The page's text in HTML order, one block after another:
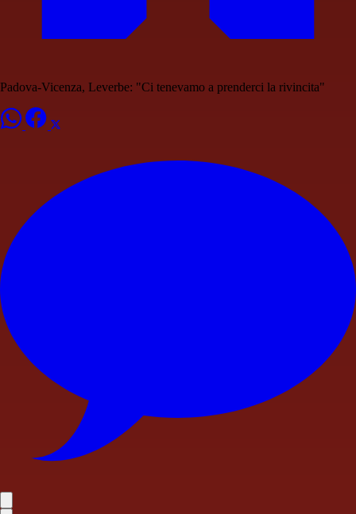
Padova-Vicenza, Leverbe: "Ci tenevamo a prenderci la rivincita"